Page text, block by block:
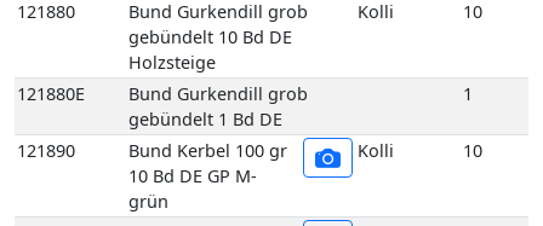
121890
Bund Kerbel 100 gr
10 Bd DE GP M-
grün
Kolli 10
121890E
Bund Kerbel 100 gr
1 Bd DE
1
121930
Bund Koriander 100
gr 10 Bd DE GP M-
grün
Kolli 10